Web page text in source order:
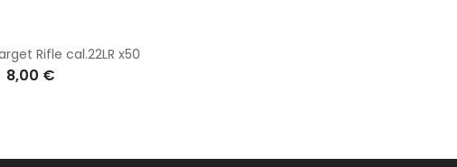
Rifle cal.22LR x50
8,00 €